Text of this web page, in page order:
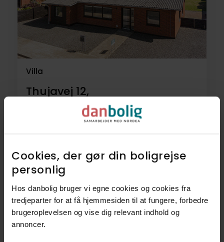
Cookies, der gør din boligrejse
personlig​
Hos danbolig bruger vi egne cookies og cookies fra
tredjeparter for at få hjemmesiden til at fungere, forbedre
brugeroplevelsen og vise dig relevant indhold og
annoncer.​
Villa
Thujavej 12,
Herning
168 m²6 rum
41
Villaer
9
Lejligheder